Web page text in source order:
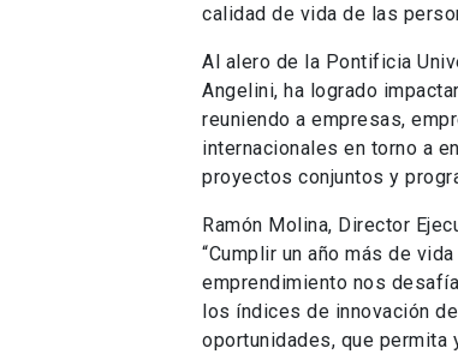
calidad de vida de las
Al alero de la Pontificia
Angelini, ha logrado
reuniendo a empresas,
internacionales en torno a
proyectos conjuntos y
Ramón Molina, Director
“Cumplir un año más de
emprendimiento nos
los índices de innovación
oportunidades, que